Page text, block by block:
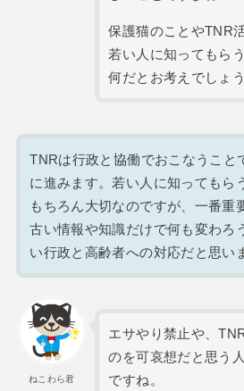
保護猫のことやTNR
若い人に知ってもら
何だとお考えでしょう
TNRは行政と協働でおこなうこと
に進みます。若い人に知ってもら
もちろん大切なのですが、一番重
古い情報や知識だけで何も変わろ
い行政と高齢者への対応だと思い
ねこわら君
エサやり禁止や、
のを可哀想だと思う
ですね。